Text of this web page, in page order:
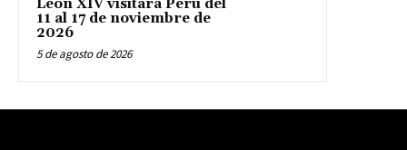
León XIV visitará Peru del
11 al 17 de noviembre de
2026
5 de agosto de 2026